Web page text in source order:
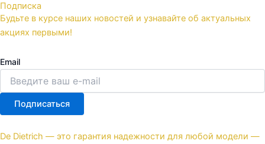
Подписка
Будьте в курсе наших новостей и узнавайте об актуальных
акциях первыми!
Email
Подписаться
De Dietrich — это гарантия надежности для любой модели —